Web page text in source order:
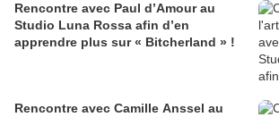
Rencontre avec Paul d’Amour au
Studio Luna Rossa afin d’en
apprendre plus sur « Bitcherland » !
Rencontre avec Camille Anssel au